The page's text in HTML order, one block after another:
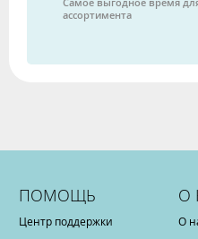
ассортимента
ПОМОЩЬ
Центр поддержки
О
О